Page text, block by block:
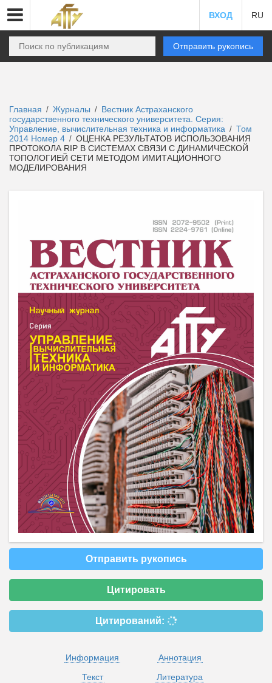
ВХОД RU
Отправить рукопись
Главная / Журналы / Вестник Астраханского
государственного технического университета. Серия:
Управление, вычислительная техника и информатика / Том
2014 Номер 4 / ОЦЕНКА РЕЗУЛЬТАТОВ ИСПОЛЬЗОВАНИЯ
ПРОТОКОЛА RIP В СИСТЕМАХ СВЯЗИ С ДИНАМИЧЕСКОЙ
ТОПОЛОГИЕЙ СЕТИ МЕТОДОМ ИМИТАЦИОННОГО
МОДЕЛИРОВАНИЯ
Отправить рукопись
Цитировать
Цитирований:
Информация
Аннотация
Текст
Литература